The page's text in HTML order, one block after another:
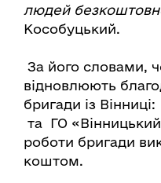
людей
Кособуцький.
За його словами,
відновлюють
бригади із
та ГО
роботи бригади
коштом.